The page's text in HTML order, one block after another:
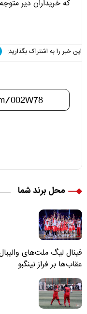
که خریداران دیر متوجه
این خبر را به اشتراک بگذارید:
محل برند شما
فینال لیگ ملت‌های
عقاب‌ها بر فراز نینگبو